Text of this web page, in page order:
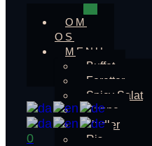
OM
OS
MENU
Buffet
Foretter
Spicy Salat
Suppe
Nudler
Ris
0